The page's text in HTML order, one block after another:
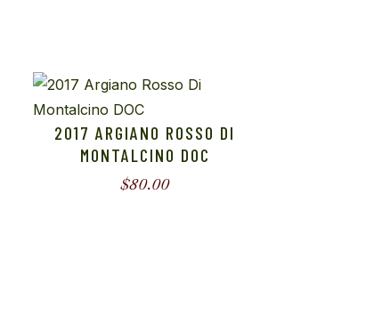
2017 ARGIANO ROSSO DI
MONTALCINO DOC
$80.00